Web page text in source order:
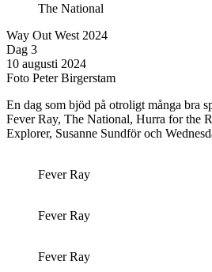
The National
Way Out West 2024
Dag 3
10 augusti 2024
Foto Peter Birgerstam
En dag som bjöd på otroligt många bra
Fever Ray, The National, Hurra for the
Explorer, Susanne Sundför och
Fever Ray
Fever Ray
Fever Ray